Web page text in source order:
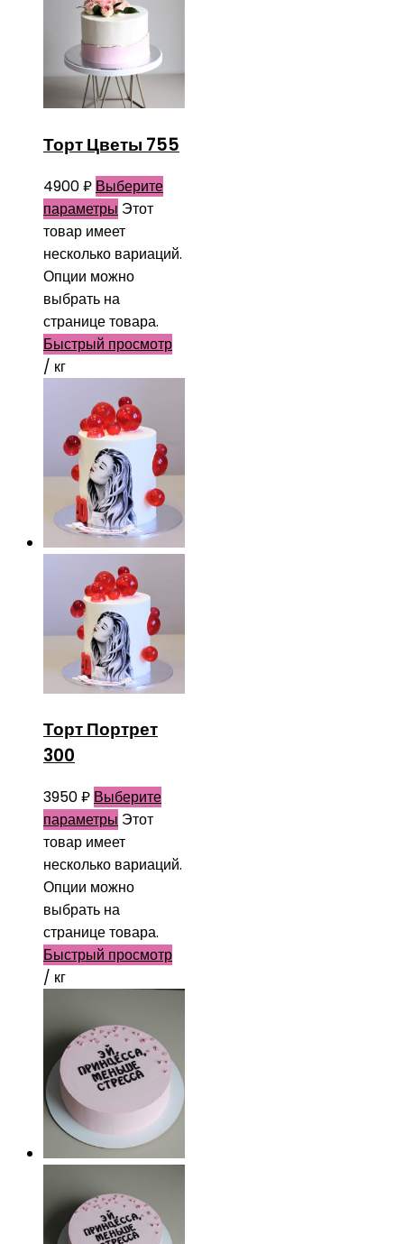
Торт Цветы 755
4900₽ Выберите
параметры Этот
товар имеет
несколько вариаций.
Опции можно
выбрать на
странице товара.
Быстрый просмотр
/ кг
Торт Портрет
300
3950₽ Выберите
параметры Этот
товар имеет
несколько вариаций.
Опции можно
выбрать на
странице товара.
Быстрый просмотр
/ кг